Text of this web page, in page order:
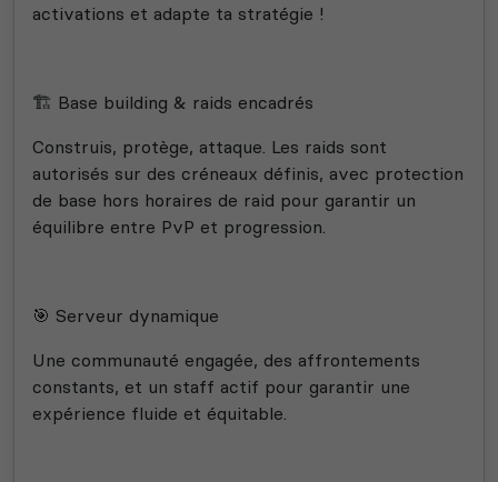
activations et adapte ta stratégie !
🏗️ Base building & raids encadrés
Construis, protège, attaque. Les raids sont
autorisés sur des créneaux définis, avec protection
de base hors horaires de raid pour garantir un
équilibre entre PvP et progression.
🎯 Serveur dynamique
Une communauté engagée, des affrontements
constants, et un staff actif pour garantir une
expérience fluide et équitable.